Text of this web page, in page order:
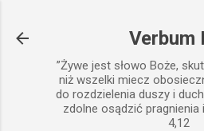
Verbum
”Żywe jest słowo Boże,
niż wszelki miecz
do rozdzielenia duszy i
zdolne osądzić pragnienia
4,12